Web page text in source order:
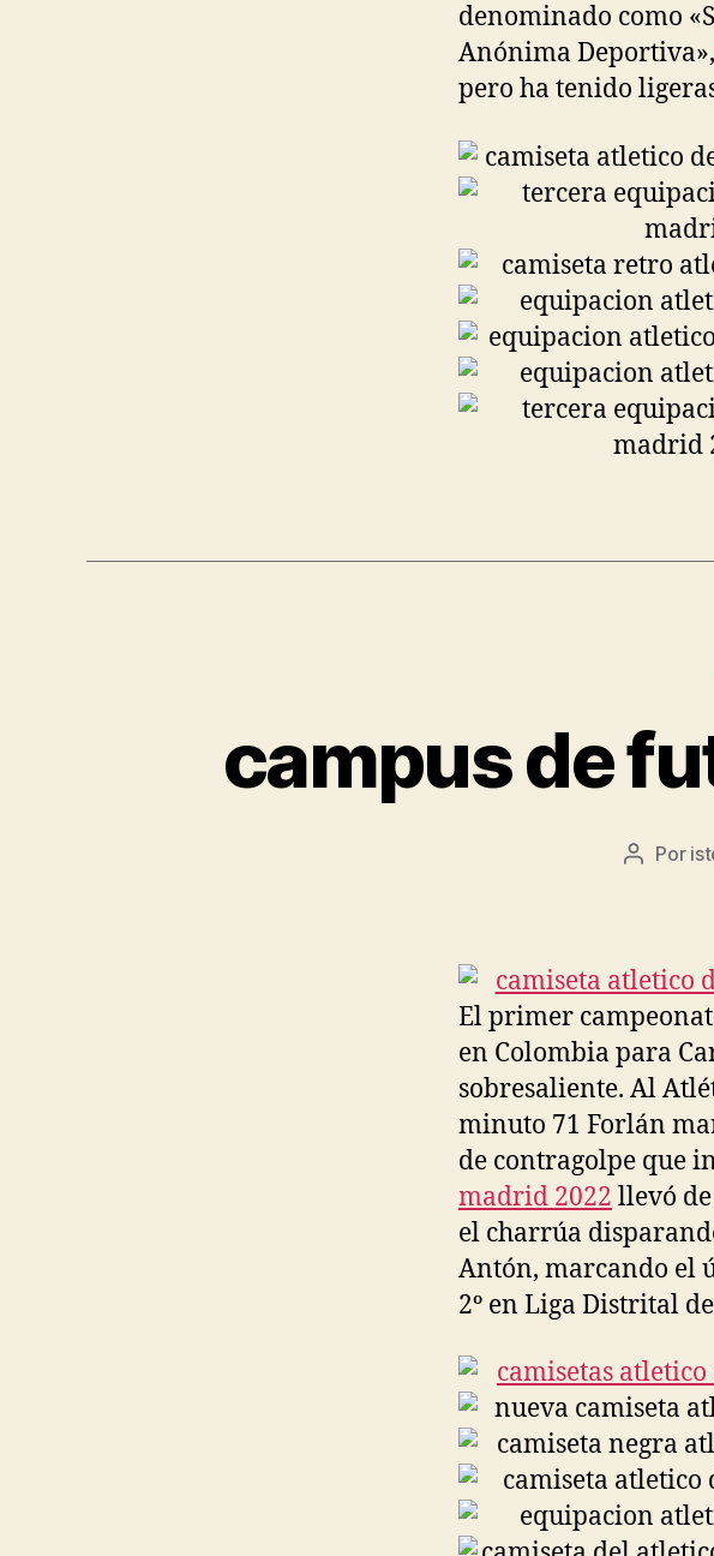
denominado como
Anónima Deportiva»,
pero ha tenido
campus de
Autor
Por
El primer
en Colombia para
sobresaliente. Al
minuto 71 Forlán
de contragolpe que
madrid 2022 llevó
el charrúa
Antón, marcando el
2º en Liga Distrital